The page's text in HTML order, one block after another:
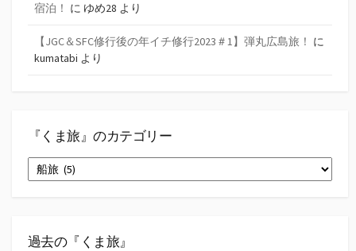
宿泊！ に ゆめ28 より
【JGC＆SFC修行後の年イチ修行2023＃1】弾丸広島旅！ に
kumatabi より
『くま旅』のカテゴリー
『く
ま
テ
過去の『くま旅』